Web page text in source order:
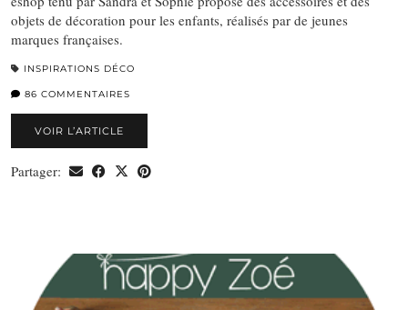
objets de décoration pour les enfants, réalisés par de jeunes
marques françaises.
INSPIRATIONS DÉCO
86 COMMENTAIRES
VOIR L’ARTICLE
Partager: